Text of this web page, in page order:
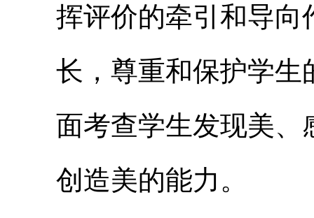
挥评价的牵引和导向
长，尊重和保护学生
面考查学生发现美、
创造美的能力。